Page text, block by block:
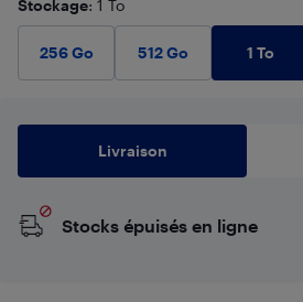
Stockage: 1 To
256 Go 512 Go 1 To
Livraison
Stocks épuisés en ligne